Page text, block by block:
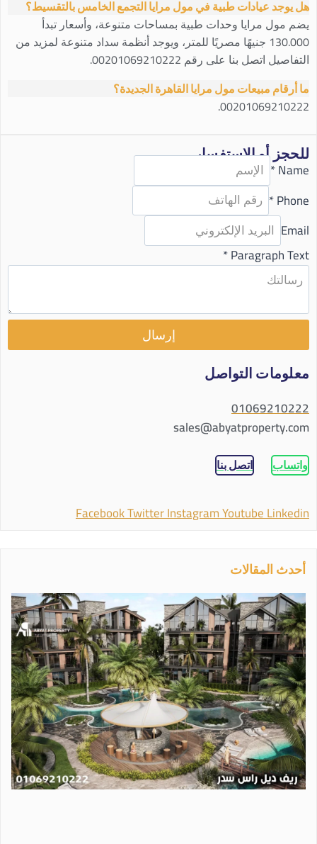
هل يوجد عيادات طبية في مول مرايا التجمع الخامس بالتقسيط؟
يضم مول مرايا وحدات طبية بمساحات متنوعة، وأسعار تبدأ
130.000 جنيهًا مصريًا للمتر، ويوجد أنظمة سداد متنوعة لمزيد من
التفاصيل اتصل بنا على رقم 00201069210222.
ما أرقام مبيعات مول مرايا القاهرة الجديدة؟
00201069210222.
للحجز أو الاستفسار
Name
*
Phone
*
Email
Paragraph Text
*
إرسال
معلومات التواصل
01069210222
sales@abyatproperty.com
واتساب اتصل بنا
FacebookTwitterInstagramYoutubeLinkedin
أحدث المقالات